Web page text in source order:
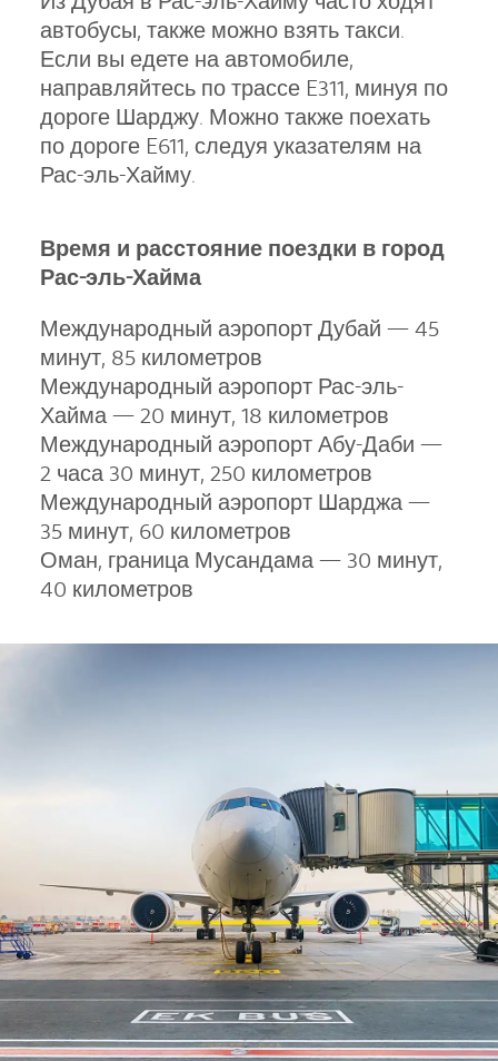
автобусы, также можно взять такси.
Если вы едете на автомобиле,
направляйтесь по трассе E311, минуя по
дороге Шарджу. Можно также поехать
по дороге E611, следуя указателям на
Рас-эль-Хайму.
Время и расстояние поездки в город
Рас-эль-Хайма
Международный аэропорт Дубай — 45
минут, 85 километров
Международный аэропорт Рас-эль-
Хайма — 20 минут, 18 километров
Международный аэропорт Абу-Даби —
2 часа 30 минут, 250 километров
Международный аэропорт Шарджа —
35 минут, 60 километров
Оман, граница Мусандама — 30 минут,
40 километров